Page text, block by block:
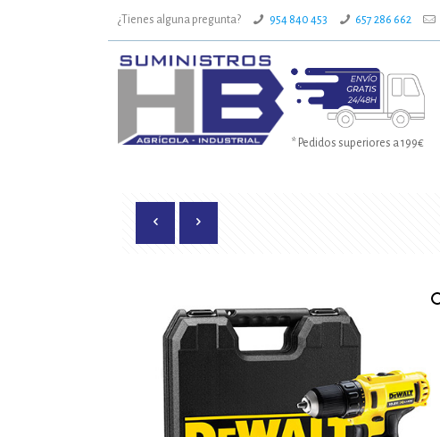
¿Tienes alguna pregunta? 954 840 453 657 286 662
* Pedidos superiores a 199€